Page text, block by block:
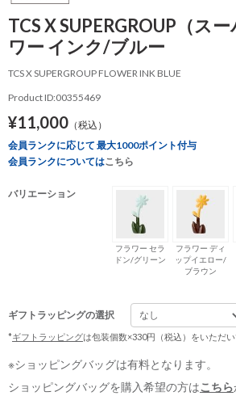
TCS X SUPERGROUP（ス
ワー インク/ブルー
TCS X SUPERGROUP FLOWER INK BLUE
Product ID:00355469
¥11,000（税込）
会員ランクに応じて 最大1000ポイント付与
会員ランクについてはこちら
バリエーション
フラワー セラ
ドン/グリーン
フラワー ディ
ップイエロー/
ブラウン
ギフトラッピングの選択
*ギフトラッピングは包装個数×330円（税込）をいただい
※ショッピングバッグは有料となります。
ショッピングバッグを購入希望の方はこちら